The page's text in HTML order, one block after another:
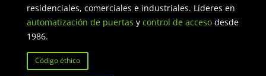
residenciales, comerciales e industriales. Líderes en
automatización de puertas y control de accesodesde
1986.
Código éthico